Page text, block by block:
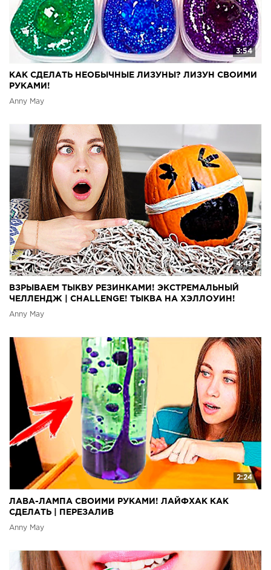
3:54
КАК СДЕЛАТЬ НЕОБЫЧНЫЕ ЛИЗУНЫ? ЛИЗУН СВОИМИ
РУКАМИ!
Anny May
4:43
ВЗРЫВАЕМ ТЫКВУ РЕЗИНКАМИ! ЭКСТРЕМАЛЬНЫЙ
ЧЕЛЛЕНДЖ | CHALLENGE! ТЫКВА НА ХЭЛЛОУИН!
Anny May
2:24
ЛАВА-ЛАМПА СВОИМИ РУКАМИ! ЛАЙФХАК КАК
СДЕЛАТЬ | ПЕРЕЗАЛИВ
Anny May